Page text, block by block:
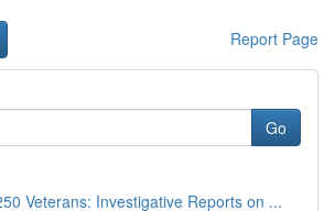
Report Page
Go
Veterans: Investigative Reports on ...